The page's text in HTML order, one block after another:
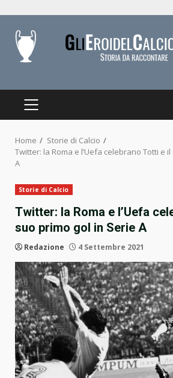
content
PRIMARY
Home
Storie di Calcio
Twitter: la Roma e l’Uefa celebrano Totti e
A
Storie di Calcio
Twitter: la Roma e l’Uefa
suo primo gol in Serie A
Redazione 4 Settembre 2021